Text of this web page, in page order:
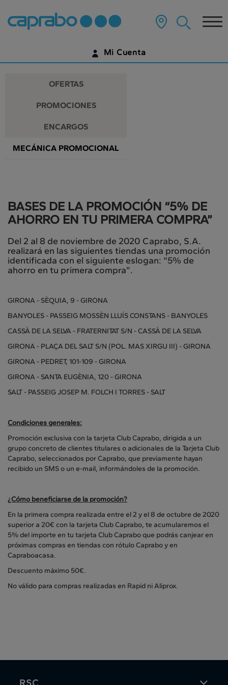
Promociones
y
descuentos
en
nuestros
supermercados
contenido
página
Mi Cuenta
¿AÚN NO TIENES UNA CUENTA DIGITAL?
OFERTAS
PROMOCIONES
ENCARGOS
MECÁNICA PROMOCIONAL
BASES DE LA PROMOCIÓN “5% DE
AHORRO EN TU PRIMERA COMPRA”
Del 2 al 8 de noviembre de 2020 Caprabo, S.A.
realizará en las siguientes tiendas una promoción
identificada con el siguiente eslogan: “5% de
ahorro en tu primera compra”.
GIRONA - SÈQUIA, 9 - GIRONA
BANYOLES - PASSEIG MOSSÈN LLUÍS CONSTANS - BANYOLES
CASSÀ DE LA SELVA - FRATERNITAT S/N - CASSÀ DE LA SELVA
GIRONA - PLAÇA DEL SALT S/N (POL. MAS XIRGU III) - GIRONA
GIRONA - PEDRET, 101-109 - GIRONA
GIRONA - SANTA EUGÈNIA, 120 - GIRONA
SALT - PASSEIG JOSEP M. FOLCH I TORRES - SALT
Condiciones generales:
Promoción exclusiva con la tarjeta Club Caprabo, dirigida a un
grupo concreto de clientes titulares o adicionales de la Tarjeta Club
Caprabo, seleccionados por Caprabo, que previamente hayan
recibido un SMS o un e-mail, informándoles de la promoción.
¿Cómo beneficiarse de la promoción?
En la primera compra realizada entre el 2 y el 8 de octubre de 2020
superior a 20€ con la tarjeta Club Caprabo, te acumularemos el
5% del importe en tu tarjeta Club Caprabo que podrás canjear en
próximas compras en tiendas con rótulo Caprabo y en
Capraboacasa.
Descuento máximo 50€.
No válido para compras realizadas en Rapid ni Aliprox.